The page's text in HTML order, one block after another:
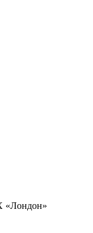
«Лондон»